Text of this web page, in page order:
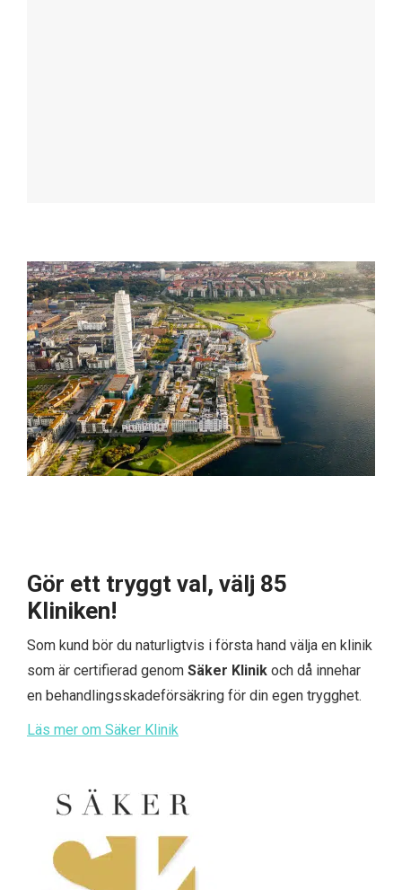
Gör ett tryggt val, välj 85
Kliniken!
Som kund bör du naturligtvis i första hand välja en klinik
som är certifierad genom Säker Klinik och då innehar
en behandlingsskadeförsäkring för din egen trygghet.
Läs mer om Säker Klinik